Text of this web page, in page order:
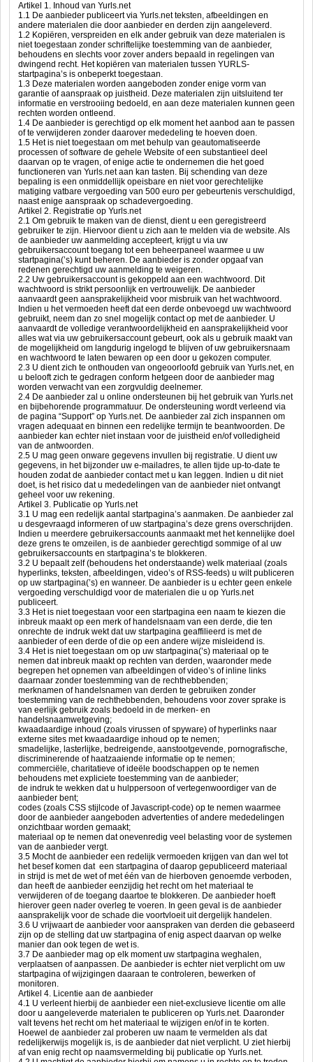
Artikel 1. Inhoud van Yurls.net
1.1 De aanbieder publiceert via Yurls.net teksten, afbeeldingen en
andere materialen die door aanbieder en derden zijn aangeleverd.
1.2 Kopiëren, verspreiden en elk ander gebruik van deze materialen is
niet toegestaan zonder schriftelijke toestemming van de aanbieder,
behoudens en slechts voor zover anders bepaald in regelingen van
dwingend recht. Het kopiëren van materialen tussen YURLS-
startpagina’s is onbeperkt toegestaan.
1.3 Deze materialen worden aangeboden zonder enige vorm van
garantie of aanspraak op juistheid. Deze materialen zijn uitsluitend ter
informatie en verstrooiing bedoeld, en aan deze materialen kunnen geen
rechten worden ontleend.
1.4 De aanbieder is gerechtigd op elk moment het aanbod aan te passen
of te verwijderen zonder daarover mededeling te hoeven doen.
1.5 Het is niet toegestaan om met behulp van geautomatiseerde
processen of software de gehele Website of een substantieel deel
daarvan op te vragen, of enige actie te ondernemen die het goed
functioneren van Yurls.net aan kan tasten. Bij schending van deze
bepaling is een onmiddellijk opeisbare en niet voor gerechtelijke
matiging vatbare vergoeding van 500 euro per gebeurtenis verschuldigd,
naast enige aanspraak op schadevergoeding.
Artikel 2. Registratie op Yurls.net
2.1 Om gebruik te maken van de dienst, dient u een geregistreerd
gebruiker te zijn. Hiervoor dient u zich aan te melden via de website. Als
de aanbieder uw aanmelding accepteert, krijgt u via uw
gebruikersaccount toegang tot een beheerpaneel waarmee u uw
startpagina(’s) kunt beheren. De aanbieder is zonder opgaaf van
redenen gerechtigd uw aanmelding te weigeren.
2.2 Uw gebruikersaccount is gekoppeld aan een wachtwoord. Dit
wachtwoord is strikt persoonlijk en vertrouwelijk. De aanbieder
aanvaardt geen aansprakelijkheid voor misbruik van het wachtwoord.
Indien u het vermoeden heeft dat een derde onbevoegd uw wachtwoord
gebruikt, neem dan zo snel mogelijk contact op met de aanbieder. U
aanvaardt de volledige verantwoordelijkheid en aansprakelijkheid voor
alles wat via uw gebruikersaccount gebeurt, ook als u gebruik maakt van
de mogelijkheid om langdurig ingelogd te blijven of uw gebruikersnaam
en wachtwoord te laten bewaren op een door u gekozen computer.
2.3 U dient zich te onthouden van ongeoorloofd gebruik van Yurls.net, en
u belooft zich te gedragen conform hetgeen door de aanbieder mag
worden verwacht van een zorgvuldig deelnemer.
2.4 De aanbieder zal u online ondersteunen bij het gebruik van Yurls.net
en bijbehorende programmatuur. De ondersteuning wordt verleend via
de pagina “Support” op Yurls.net. De aanbieder zal zich inspannen om
vragen adequaat en binnen een redelijke termijn te beantwoorden. De
aanbieder kan echter niet instaan voor de juistheid en/of volledigheid
van de antwoorden.
2.5 U mag geen onware gegevens invullen bij registratie. U dient uw
gegevens, in het bijzonder uw e-mailadres, te allen tijde up-to-date te
houden zodat de aanbieder contact met u kan leggen. Indien u dit niet
doet, is het risico dat u mededelingen van de aanbieder niet ontvangt
geheel voor uw rekening.
Artikel 3. Publicatie op Yurls.net
3.1 U mag een redelijk aantal startpagina’s aanmaken. De aanbieder zal
u desgevraagd informeren of uw startpagina’s deze grens overschrijden.
Indien u meerdere gebruikersaccounts aanmaakt met het kennelijke doel
deze grens te omzeilen, is de aanbieder gerechtigd sommige of al uw
gebruikersaccounts en startpagina’s te blokkeren.
3.2 U bepaalt zelf (behoudens het onderstaande) welk materiaal (zoals
hyperlinks, teksten, afbeeldingen, video’s of RSS-feeds) u wilt publiceren
op uw startpagina(’s) en wanneer. De aanbieder is u echter geen enkele
vergoeding verschuldigd voor de materialen die u op Yurls.net
publiceert.
3.3 Het is niet toegestaan voor een startpagina een naam te kiezen die
inbreuk maakt op een merk of handelsnaam van een derde, die ten
onrechte de indruk wekt dat uw startpagina geaffilieerd is met de
aanbieder of een derde of die op een andere wijze misleidend is.
3.4 Het is niet toegestaan om op uw startpagina(’s) materiaal op te
nemen dat inbreuk maakt op rechten van derden, waaronder mede
begrepen het opnemen van afbeeldingen of video’s of inline links
daarnaar zonder toestemming van de rechthebbenden;
merknamen of handelsnamen van derden te gebruiken zonder
toestemming van de rechthebbenden, behoudens voor zover sprake is
van eerlijk gebruik zoals bedoeld in de merken- en
handelsnaamwetgeving;
kwaadaardige inhoud (zoals virussen of spyware) of hyperlinks naar
externe sites met kwaadaardige inhoud op te nemen;
smadelijke, lasterlijke, bedreigende, aanstootgevende, pornografische,
discriminerende of haatzaaiende informatie op te nemen;
commerciële, charitatieve of ideële boodschappen op te nemen
behoudens met expliciete toestemming van de aanbieder;
de indruk te wekken dat u hulppersoon of vertegenwoordiger van de
aanbieder bent;
codes (zoals CSS stijlcode of Javascript-code) op te nemen waarmee
door de aanbieder aangeboden advertenties of andere mededelingen
onzichtbaar worden gemaakt;
materiaal op te nemen dat onevenredig veel belasting voor de systemen
van de aanbieder vergt.
3.5 Mocht de aanbieder een redelijk vermoeden krijgen van dan wel tot
het besef komen dat een startpagina of daarop gepubliceerd materiaal
in strijd is met de wet of met één van de hierboven genoemde verboden,
dan heeft de aanbieder eenzijdig het recht om het materiaal te
verwijderen of de toegang daartoe te blokkeren. De aanbieder hoeft
hierover geen nader overleg te voeren. In geen geval is de aanbieder
aansprakelijk voor de schade die voortvloeit uit dergelijk handelen.
3.6 U vrijwaart de aanbieder voor aanspraken van derden die gebaseerd
zijn op de stelling dat uw startpagina of enig aspect daarvan op welke
manier dan ook tegen de wet is.
3.7 De aanbieder mag op elk moment uw startpagina weghalen,
verplaatsen of aanpassen. De aanbieder is echter niet verplicht om uw
startpagina of wijzigingen daaraan te controleren, bewerken of
monitoren.
Artikel 4. Licentie aan de aanbieder
4.1 U verleent hierbij de aanbieder een niet-exclusieve licentie om alle
door u aangeleverde materialen te publiceren op Yurls.net. Daaronder
valt tevens het recht om het materiaal te wijzigen en/of in te korten.
Hoewel de aanbieder zal proberen uw naam te vermelden als dat
redelijkerwijs mogelijk is, is de aanbieder dat niet verplicht. U ziet hierbij
af van enig recht op naamsvermelding bij publicatie op Yurls.net.